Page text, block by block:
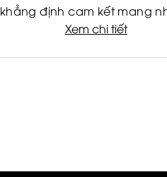
khẳng định cam kết mang
công nghệ tiên tiến và tiêu
nghiệm lái xe hiện đại.
Xem chi tiết